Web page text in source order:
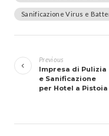
Sanificazione Virus e
articoli
Previous
Impresa di Pulizia
e Sanificazione
per Hotel a Pistoia